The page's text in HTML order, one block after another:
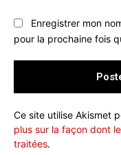
Enregistrer mon
pour la prochaine fois
Ce site utilise Akismet
plus sur la façon dont
traitées.